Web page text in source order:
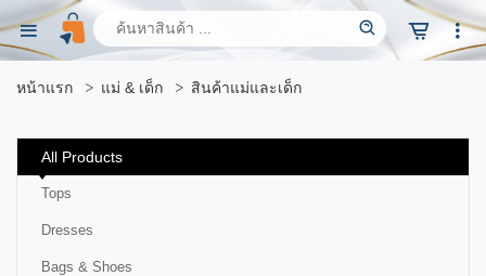
หน้าแรก แม่ & เด็ก สินค้าแม่และเด็ก
All Products
Tops
Dresses
Bags & Shoes